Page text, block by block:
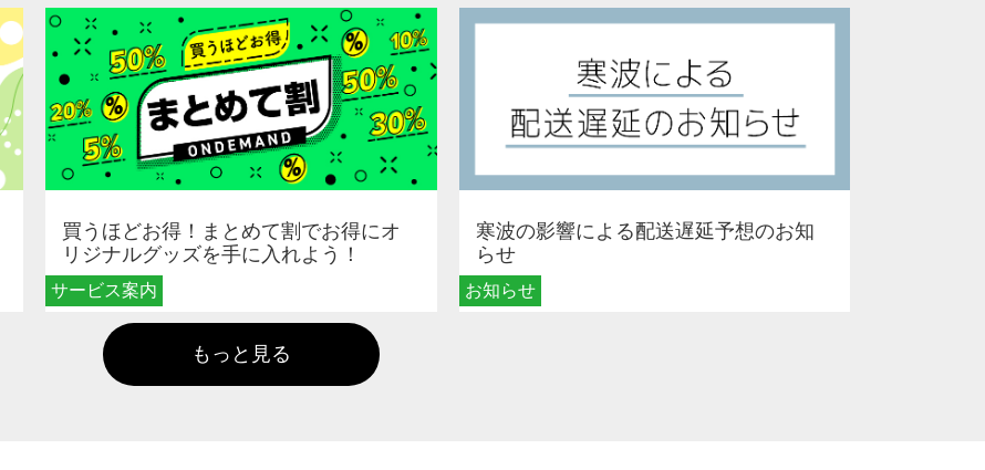
サービス案内
買うほどお得！まとめて割でお得にオ
リジナルグッズを手に入れよう！
お知らせ
寒波の影響による配送遅延予想のお知
らせ
もっと見る